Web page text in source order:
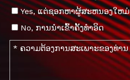
Yes, ແຕ່ຊອກຫາຜູ້ສະຫນອງໃຫມ່
No, ການນໍາເຂົ້າຄັ້ງທໍາອິດ